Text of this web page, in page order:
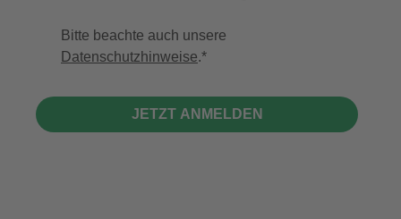
Bitte beachte auch unsere
Datenschutzhinweise.
JETZT ANMELDEN